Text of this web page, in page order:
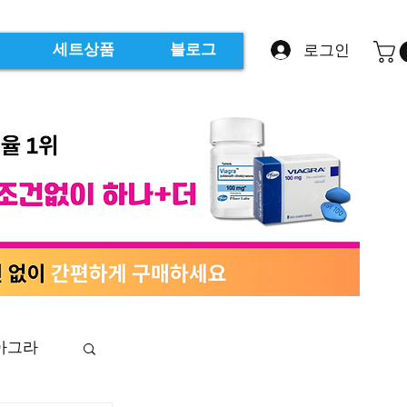
세트상품 블로그 로그인
그라